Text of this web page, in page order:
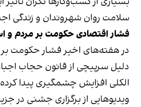
سلامت روان شهروندان و زندگی
فشار اقتصادی حکومت بر مردم و
در هفته‌های اخیر فشار حکومت
دلیل سرپیچی از قانون حجاب
الکلی افزایش چشمگیری پیدا
ویدیوهایی از برگزاری جشنی در